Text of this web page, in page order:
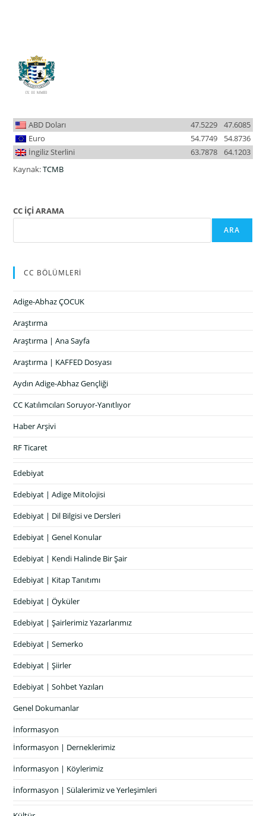
ABD Doları 47.6085
47.5229
Euro
54.8736
54.7749
İngiliz Sterlini
64.1203
63.7878
Kaynak:TCMB
CC İÇİ ARAMA
ARA
CC BÖLÜMLERİ
Adige-Abhaz ÇOCUK
Araştırma
Araştırma | Ana Sayfa
Araştırma | KAFFED Dosyası
Aydın Adige-Abhaz Gençliği
CC Katılımcıları Soruyor-Yanıtlıyor
Haber Arşivi
RF Ticaret
Edebiyat
Edebiyat | Adige Mitolojisi
Edebiyat | Dil Bilgisi ve Dersleri
Edebiyat | Genel Konular
Edebiyat | Kendi Halinde Bir Şair
Edebiyat | Kitap Tanıtımı
Edebiyat | Öyküler
Edebiyat | Şairlerimiz Yazarlarımız
Edebiyat | Semerko
Edebiyat | Şiirler
Edebiyat | Sohbet Yazıları
Genel Dokumanlar
İnformasyon
İnformasyon | Derneklerimiz
İnformasyon | Köylerimiz
İnformasyon | Sülalerimiz ve Yerleşimleri